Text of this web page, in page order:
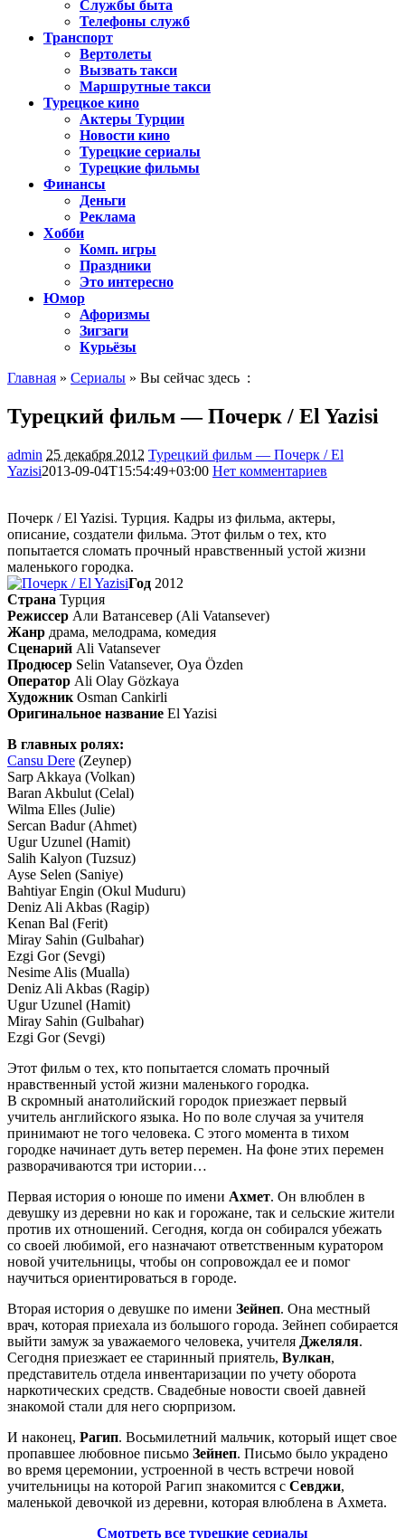
Службы быта
Телефоны служб
Транспорт
Вертолеты
Вызвать такси
Маршрутные такси
Турецкое кино
Актеры Турции
Новости кино
Турецкие сериалы
Турецкие фильмы
Финансы
Деньги
Реклама
Хобби
Комп. игры
Праздники
Это интересно
Юмор
Афоризмы
Зигзаги
Курьёзы
Главная » Сериалы » Вы сейчас здесь :
Турецкий фильм — Почерк / El Yazisi
admin 25 декабря 2012 Турецкий фильм — Почерк / El
Yazisi2013-09-04T15:54:49+03:00 Нет комментариев
Почерк / El Yazisi. Турция. Кадры из фильма, актеры,
описание, создатели фильма. Этот фильм о тех, кто
попытается сломать прочный нравственный устой жизни
маленького городка.
Год 2012
Страна Турция
Режиссер Али Ватансевер (Ali Vatansever)
Жанр драма, мелодрама, комедия
Cценарий Ali Vatansever
Продюсер Selin Vatansever, Oya Özden
Оператор Ali Olay Gözkaya
Художник Osman Cankirli
Оригинальное название El Yazisi
В главных ролях:
Cansu Dere (Zeynep)
Sarp Akkaya (Volkan)
Baran Akbulut (Celal)
Wilma Elles (Julie)
Sercan Badur (Ahmet)
Ugur Uzunel (Hamit)
Salih Kalyon (Tuzsuz)
Ayse Selen (Saniye)
Bahtiyar Engin (Okul Muduru)
Deniz Ali Akbas (Ragip)
Kenan Bal (Ferit)
Miray Sahin (Gulbahar)
Ezgi Gor (Sevgi)
Nesime Alis (Mualla)
Deniz Ali Akbas (Ragip)
Ugur Uzunel (Hamit)
Miray Sahin (Gulbahar)
Ezgi Gor (Sevgi)
Этот фильм о тех, кто попытается сломать прочный
нравственный устой жизни маленького городка.
В скромный анатолийский городок приезжает первый
учитель английского языка. Но по воле случая за учителя
принимают не того человека. С этого момента в тихом
городке начинает дуть ветер перемен. На фоне этих перемен
разворачиваются три истории…
Первая история о юноше по имени Ахмет. Он влюблен в
девушку из деревни но как и горожане, так и сельские жители
против их отношений. Сегодня, когда он собирался убежать
со своей любимой, его назначают ответственным куратором
новой учительницы, чтобы он сопровождал ее и помог
научиться ориентироваться в городе.
Вторая история о девушке по имени Зейнеп. Она местный
врач, которая приехала из большого города. Зейнеп собирается
выйти замуж за уважаемого человека, учителя Джеляля.
Сегодня приезжает ее старинный приятель, Вулкан,
представитель отдела инвентаризации по учету оборота
наркотических средств. Свадебные новости своей давней
знакомой стали для него сюрпризом.
И наконец, Рагип. Восьмилетний мальчик, который ищет свое
пропавшее любовное письмо Зейнеп. Письмо было украдено
во время церемонии, устроенной в честь встречи новой
учительницы на которой Рагип знакомится с Севджи,
маленькой девочкой из деревни, которая влюблена в Ахмета.
Смотреть все турецкие сериалы